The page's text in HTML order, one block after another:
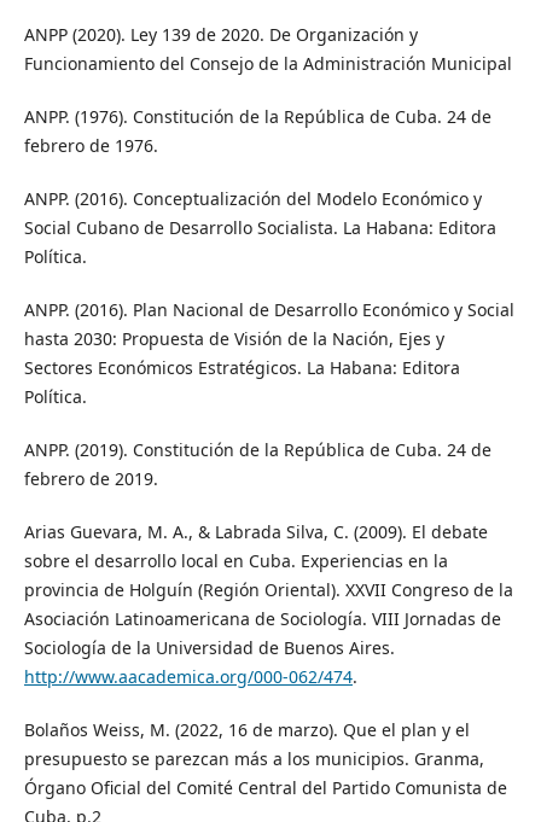
ANPP (2020). Ley 139 de 2020. De Organización y
Funcionamiento del Consejo de la Administración Municipal
ANPP. (1976). Constitución de la República de Cuba. 24 de
febrero de 1976.
ANPP. (2016). Conceptualización del Modelo Económico y
Social Cubano de Desarrollo Socialista. La Habana: Editora
Política.
ANPP. (2016). Plan Nacional de Desarrollo Económico y Social
hasta 2030: Propuesta de Visión de la Nación, Ejes y
Sectores Económicos Estratégicos. La Habana: Editora
Política.
ANPP. (2019). Constitución de la República de Cuba. 24 de
febrero de 2019.
Arias Guevara, M. A., & Labrada Silva, C. (2009). El debate
sobre el desarrollo local en Cuba. Experiencias en la
provincia de Holguín (Región Oriental). XXVII Congreso de la
Asociación Latinoamericana de Sociología. VIII Jornadas de
Sociología de la Universidad de Buenos Aires.
http://www.aacademica.org/000-062/474.
Bolaños Weiss, M. (2022, 16 de marzo). Que el plan y el
presupuesto se parezcan más a los municipios. Granma,
Órgano Oficial del Comité Central del Partido Comunista de
Cuba, p.2